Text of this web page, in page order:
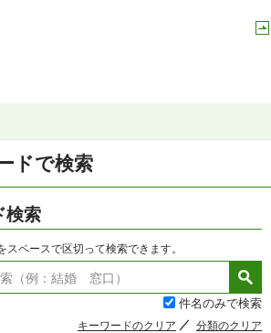
ドで検索
検索
スペースで区切って検索できます。
件名のみで検索
キーワードのクリア 分類のクリア